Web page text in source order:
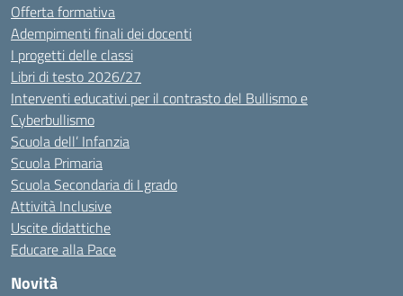
Offerta formativa
Adempimenti finali dei docenti
I progetti delle classi
Libri di testo 2026/27
Interventi educativi per il contrasto del Bullismo e
Cyberbullismo
Scuola dell’ Infanzia
Scuola Primaria
Scuola Secondaria di I grado
Attività Inclusive
Uscite didattiche
Educare alla Pace
Novità